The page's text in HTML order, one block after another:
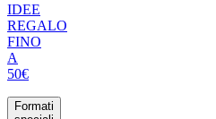
IDEE
REGALO
FINO
A
50€
Formati